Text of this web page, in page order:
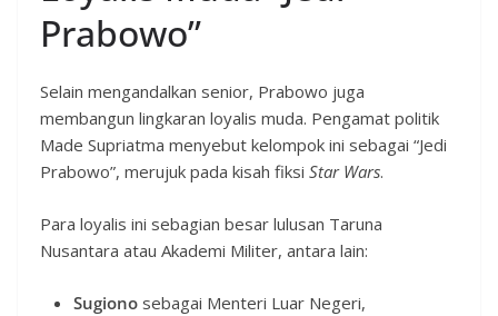
Prabowo”
Selain mengandalkan senior, Prabowo juga
membangun lingkaran loyalis muda. Pengamat politik
Made Supriatma menyebut kelompok ini sebagai “Jedi
Prabowo”, merujuk pada kisah fiksi Star Wars.
Para loyalis ini sebagian besar lulusan Taruna
Nusantara atau Akademi Militer, antara lain:
Sugiono sebagai Menteri Luar Negeri,